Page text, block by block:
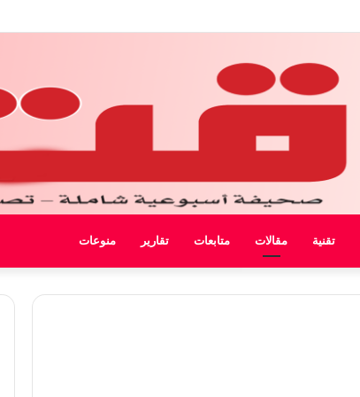
تقنية مقالات متابعات تقارير منوعات